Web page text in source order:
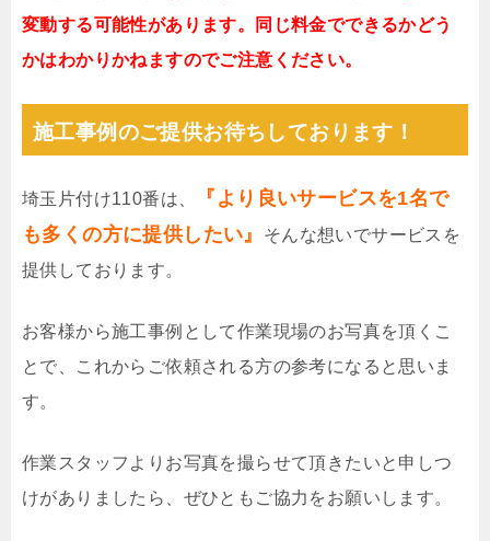
変動する可能性があります。同じ料金でできるかどう
かはわかりかねますのでご注意ください。
施工事例のご提供お待ちしております！
埼玉片付け110番は、
『より良いサービスを1名で
も多くの方に提供したい』
そんな想いでサービスを
提供しております。
お客様から施工事例として作業現場のお写真を頂くこ
とで、これからご依頼される方の参考になると思いま
す。
作業スタッフよりお写真を撮らせて頂きたいと申しつ
けがありましたら、ぜひともご協力をお願いします。